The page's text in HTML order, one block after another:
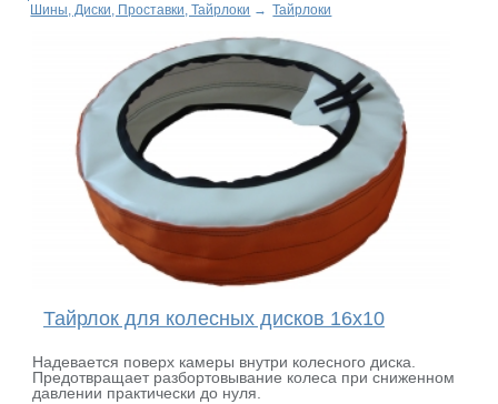
Шины, Диски, Проставки, Тайрлоки → Тайрлоки
Тайрлок для колесных дисков 16х10
Надевается поверх камеры внутри колесного диска.
Предотвращает разбортовывание колеса при сниженном
давлении практически до нуля.